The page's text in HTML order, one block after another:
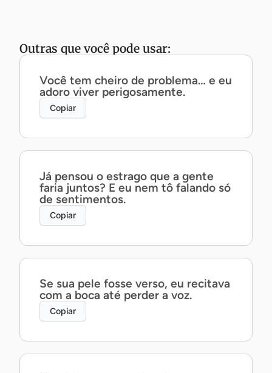
Outras que você pode usar:
Você tem cheiro de problema… e eu
adoro viver perigosamente.
Copiar
Já pensou o estrago que a gente
faria juntos? E eu nem tô falando só
de sentimentos.
Copiar
Se sua pele fosse verso, eu recitava
com a boca até perder a voz.
Copiar